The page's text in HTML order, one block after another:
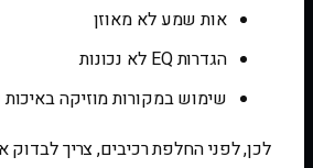
אות שמע לא מאוזן
הגדרות EQ לא נכונות
שימוש במקורות מוזיקה באיכות
לכן, לפני החלפת רכיבים, צריך